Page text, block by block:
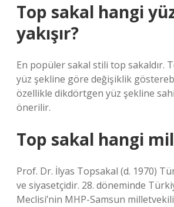
Top sakal hangi
yakışır?
En popüler sakal stili top sakaldır.
yüz şekline göre değişiklik
özellikle dikdörtgen yüz şekline
önerilir.
Top sakal hangi
Prof. Dr. İlyas Topsakal (d. 1970)
ve siyasetçidir. 28. döneminde
Meclisi’nin MHP-Samsun